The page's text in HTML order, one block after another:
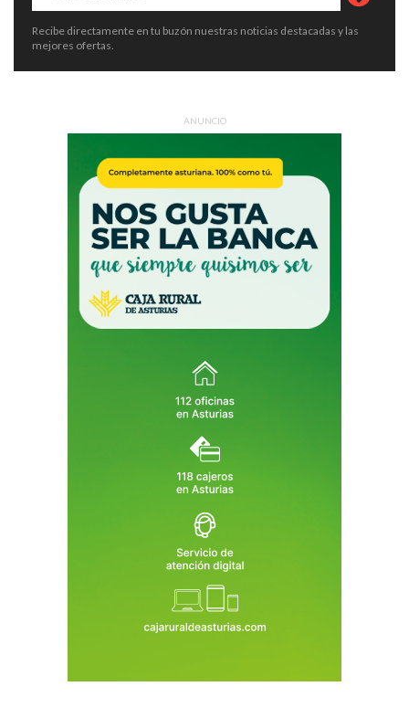
Recibe directamente en tu buzón nuestras noticias destacadas y las
mejores ofertas.
ANUNCIO